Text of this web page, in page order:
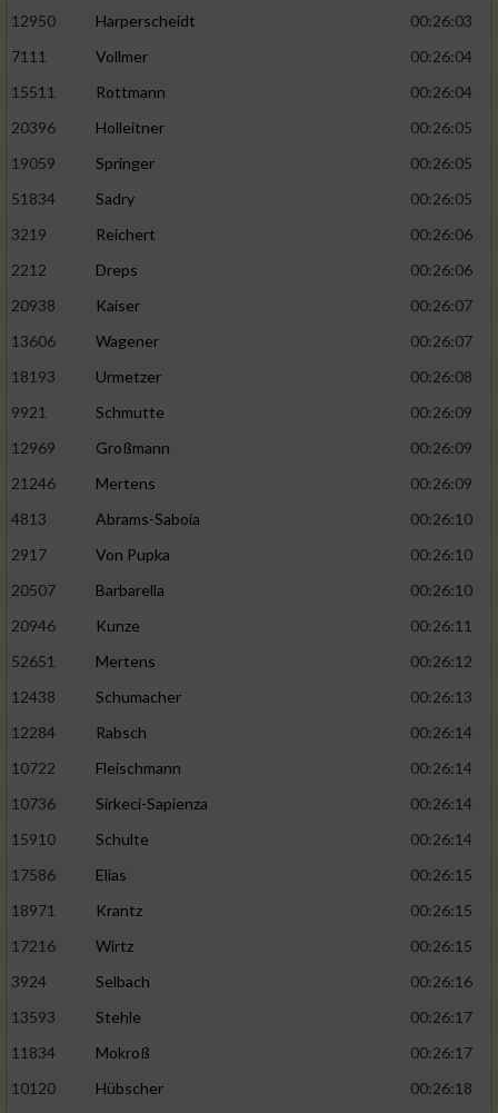
12950
Harperscheidt
00:26:03
7111
Vollmer
00:26:04
15511
Rottmann
00:26:04
20396
Holleitner
00:26:05
19059
Springer
00:26:05
51834
Sadry
00:26:05
3219
Reichert
00:26:06
2212
Dreps
00:26:06
20938
Kaiser
00:26:07
13606
Wagener
00:26:07
18193
Urmetzer
00:26:08
9921
Schmutte
00:26:09
12969
Großmann
00:26:09
21246
Mertens
00:26:09
4813
Abrams-Saboia
00:26:10
2917
Von Pupka
00:26:10
20507
Barbarella
00:26:10
20946
Kunze
00:26:11
52651
Mertens
00:26:12
12438
Schumacher
00:26:13
12284
Rabsch
00:26:14
10722
Fleischmann
00:26:14
10736
Sirkeci-Sapienza
00:26:14
15910
Schulte
00:26:14
17586
Elias
00:26:15
18971
Krantz
00:26:15
17216
Wirtz
00:26:15
3924
Selbach
00:26:16
13593
Stehle
00:26:17
11834
Mokroß
00:26:17
10120
Hübscher
00:26:18